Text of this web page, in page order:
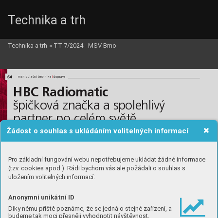
Žádost o souhlas s ukládáním volitelných informací
Pro základní fungování webu nepotřebujeme ukládat žádné informace
(tzv. cookies apod.). Rádi bychom vás ale požádali o souhlas s
uložením volitelných informací:
Anonymní unikátní ID
Díky němu příště poznáme, že se jedná o stejné zařízení, a
budeme tak moci přesněji vyhodnotit návštěvnost.
manipulační technika doprava
64
HBC Radiomatic
špičková značka a spolehlivý
partner po celém světě
Technika a trh
Technika a trh » TT 7/2024 - MSV Brno